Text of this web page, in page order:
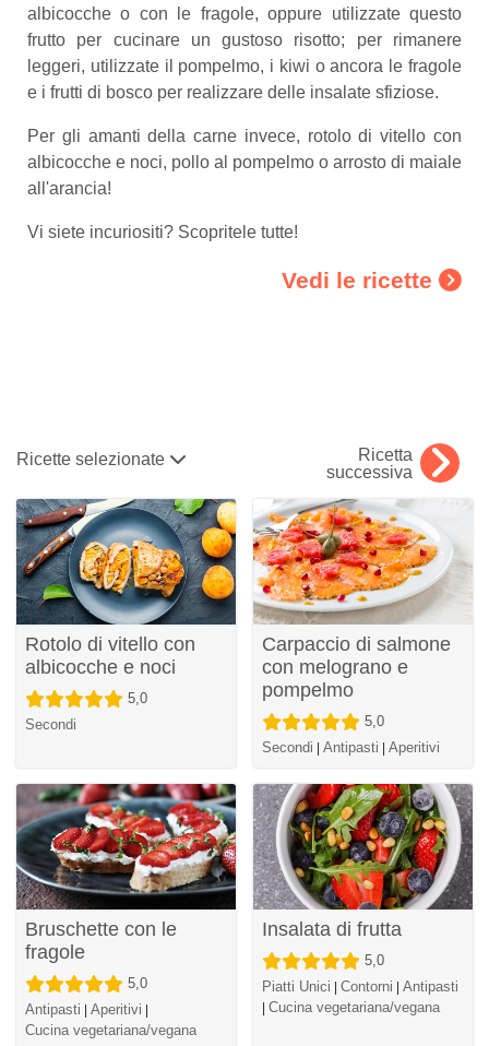
albicocche o con le fragole, oppure utilizzate questo
frutto per cucinare un gustoso risotto; per rimanere
leggeri, utilizzate il pompelmo, i kiwi o ancora le fragole
e i frutti di bosco per realizzare delle insalate sfiziose.
Per gli amanti della carne invece, rotolo di vitello con
albicocche e noci, pollo al pompelmo o arrosto di maiale
all'arancia!
Vi siete incuriositi? Scopritele tutte!
Vedi le ricette
Ricette selezionate
Ricetta
successiva
Rotolo di vitello con
albicocche e noci
5,0
Secondi
Carpaccio di salmone
con melograno e
pompelmo
5,0
Secondi
Antipasti Aperitivi
Bruschette con le
fragole
5,0
Antipasti
Aperitivi
Cucina vegetariana/vegana
Insalata di frutta
5,0
Piatti Unici
Contorni Antipasti
Cucina vegetariana/vegana